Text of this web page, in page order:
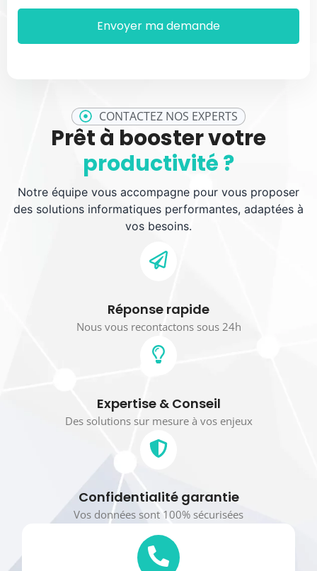
CONTACTEZ NOS EXPERTS
Prêt à booster votre
productivité ?
Notre équipe vous accompagne pour vous proposer
des solutions informatiques performantes, adaptées à
vos besoins.
Réponse rapide
Nous vous recontactons sous 24h
Expertise & Conseil
Des solutions sur mesure à vos enjeux
Confidentialité garantie
Vos données sont 100% sécurisées